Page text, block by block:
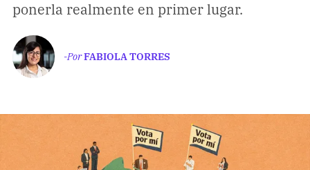
Medio ambiente
Género
Sobremesa
Entrevistas
ponerla realmente en primer lugar.
-PorFABIOLA TORRES